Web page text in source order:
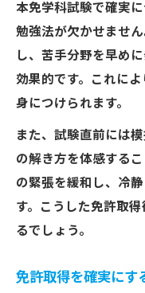
本免学科試験で確実
勉強法が欠かせませ
し、苦手分野を早め
効果的です。これに
身につけられます。
また、試験直前には
の解き方を体感する
の緊張を緩和し、冷
す。こうした免許取
るでしょう。
免許取得を確実にす